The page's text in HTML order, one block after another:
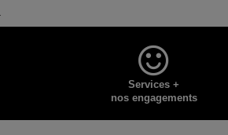
Services +
nos engagements